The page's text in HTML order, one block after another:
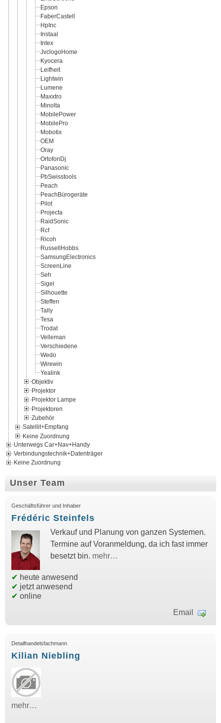
Epson
FaberCastell
HpInc
Instaal
Intex
JvclogoHome
Kyocera
Leifheit
Lightwin
Lumene
Maxxtro
Minolta
MobilePower
MobilePro
Mobotix
OEM
Oray
OrtofonDj
Panasonic
PbSwisstools
Peach
PeachBürogeräte
Pilot
Projecta
RaidSonic
Rcf
Ricoh
RussellHobbs
SamsungElectronics
ScreenLine
Seh
Sigel
Silhouette
Steffen
Tally
Tesa
Trodat
Velleman
Verschiedene
Wedo
Wirewin
Yealink
Objektiv
Projektor
Projektor Lampe
Projektoren
Zubehör
Satellit+Empfang
Keine Zuordnung
Unterwegs Car+Nav+Handy
Verbindungstechnik+Datenträger
Keine Zuordnung
Unser Team
Geschäftsführer und Inhaber
Frédéric Steinfels
Verkauf und Planung von ganzen Systemen.
Termine auf Voranmeldung, da ich fast immer
besetzt bin. mehr…
✔ heute anwesend
✔ jetzt anwesend
✔ online
Email
Detailhandelsfachmann
Kilian Niebling
mehr…